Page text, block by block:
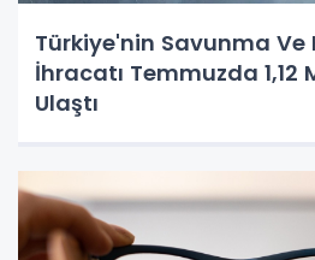
Türkiye'nin Savunma Ve
İhracatı Temmuzda 1,12
Ulaştı